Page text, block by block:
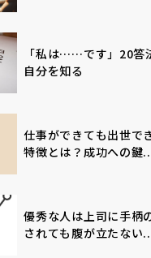
「私は……です」20答
自分を知る
仕事ができても出世で
特徴とは？成功への鍵
優秀な人は上司に手柄
されても腹が立たない